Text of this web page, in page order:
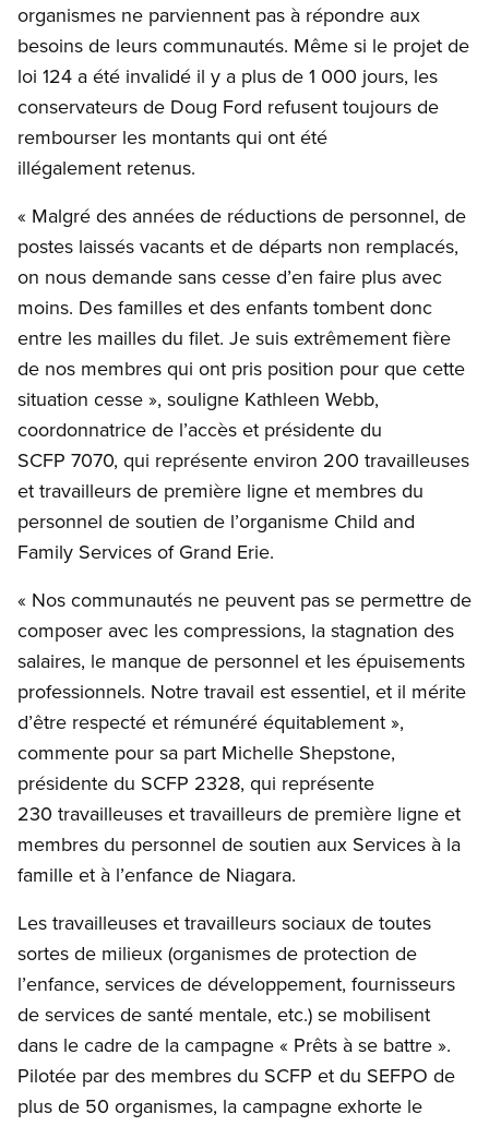
organismes ne parviennent pas à répondre aux
besoins de leurs communautés. Même si le projet de
loi 124 a été invalidé il y a plus de 1 000 jours, les
conservateurs de Doug Ford refusent toujours de
rembourser les montants qui ont été
illégalement retenus.
« Malgré des années de réductions de personnel, de
postes laissés vacants et de départs non remplacés,
on nous demande sans cesse d’en faire plus avec
moins. Des familles et des enfants tombent donc
entre les mailles du filet. Je suis extrêmement fière
de nos membres qui ont pris position pour que cette
situation cesse », souligne Kathleen Webb,
coordonnatrice de l’accès et présidente du
SCFP 7070, qui représente environ 200 travailleuses
et travailleurs de première ligne et membres du
personnel de soutien de l’organisme Child and
Family Services of Grand Erie.
« Nos communautés ne peuvent pas se permettre de
composer avec les compressions, la stagnation des
salaires, le manque de personnel et les épuisements
professionnels. Notre travail est essentiel, et il mérite
d’être respecté et rémunéré équitablement »,
commente pour sa part Michelle Shepstone,
présidente du SCFP 2328, qui représente
230 travailleuses et travailleurs de première ligne et
membres du personnel de soutien aux Services à la
famille et à l’enfance de Niagara.
Les travailleuses et travailleurs sociaux de toutes
sortes de milieux (organismes de protection de
l’enfance, services de développement, fournisseurs
de services de santé mentale, etc.) se mobilisent
dans le cadre de la campagne « Prêts à se battre ».
Pilotée par des membres du SCFP et du SEFPO de
plus de 50 organismes, la campagne exhorte le